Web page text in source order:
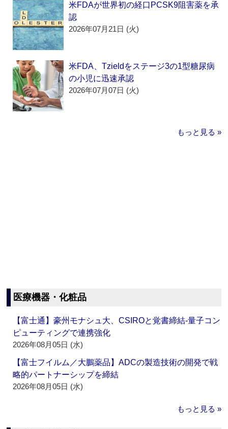
米FDAが世界初の経口PCSK9阻害薬を承
認
2026年07月21日 (火)
米FDA、Tzieldをステージ3の1型糖尿病
の小児に迅速承認
2026年07月07日 (火)
もっと見る »
医療機器・化粧品
【富士通】豪州モナシュ大、CSIROと覚書締結‐量子コン
ピューティングで連携強化
2026年08月05日 (水)
【富士フイルム／大鵬薬品】ADCの製造技術の開発で戦
略的パートナーシップを締結
2026年08月05日 (水)
もっと見る »